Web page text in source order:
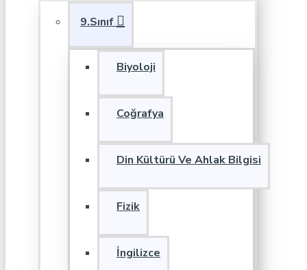
9.Sınıf
Biyoloji
Coğrafya
Din Kültürü Ve Ahlak Bilgisi
Fizik
İngilizce